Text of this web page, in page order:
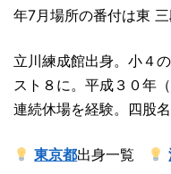
年7月場所の番付は東 三
立川練成館出身。小４
スト８に。平成３０年
連続休場を経験。四股
東京都出身一覧